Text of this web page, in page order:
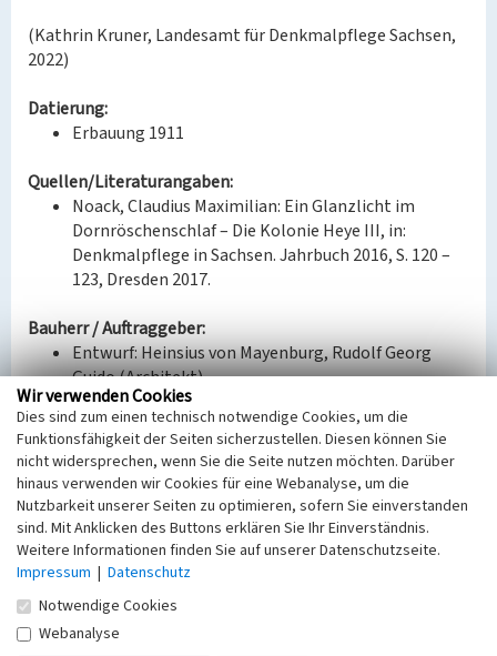
(Kathrin Kruner, Landesamt für Denkmalpflege Sachsen,
2022)
Datierung:
Erbauung 1911
Quellen/Literaturangaben:
Noack, Claudius Maximilian: Ein Glanzlicht im
Dornröschenschlaf – Die Kolonie Heye III, in:
Denkmalpflege in Sachsen. Jahrbuch 2016, S. 120 –
123, Dresden 2017.
Bauherr / Auftraggeber:
Entwurf: Heinsius von Mayenburg, Rudolf Georg
Guido (Architekt)
BKM-Nummer:30800165
Ehemaliges Gasthaus der Bergarbeitersiedlung
Heye III
Schlagwörter
Werkssiedlung Gasthof
Ort
Wiednitz
Fachsicht(en)
Wir verwenden Cookies
Dies sind zum einen technisch notwendige Cookies, um die
Funktionsfähigkeit der Seiten sicherzustellen. Diesen können Sie
nicht widersprechen, wenn Sie die Seite nutzen möchten. Darüber
hinaus verwenden wir Cookies für eine Webanalyse, um die
Nutzbarkeit unserer Seiten zu optimieren, sofern Sie einverstanden
sind. Mit Anklicken des Buttons erklären Sie Ihr Einverständnis.
Weitere Informationen finden Sie auf unserer Datenschutzseite.
Impressum | Datenschutz
Notwendige Cookies
Webanalyse